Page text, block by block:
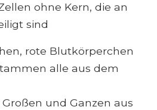
ohne Kern, die an
sind
rote Blutkörperchen
alle aus dem
und Ganzen aus